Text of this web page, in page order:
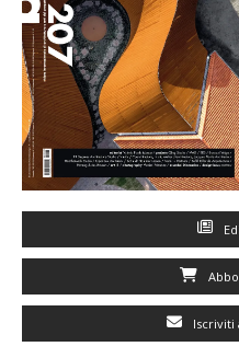
Iscriviti